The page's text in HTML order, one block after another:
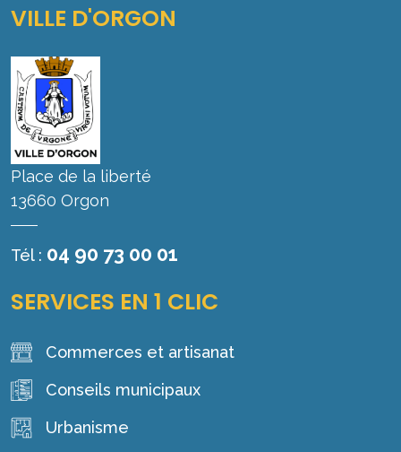
VILLE D'ORGON
Place de la liberté
13660 Orgon
Tél : 04 90 73 00 01
SERVICES EN 1 CLIC
Commerces et artisanat
Conseils municipaux
Urbanisme